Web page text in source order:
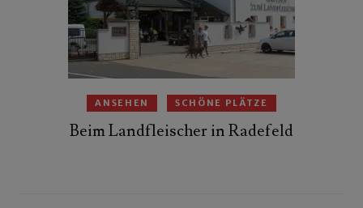
ANSEHEN SCHÖNE PLÄTZE
Beim Landfleischer in Radefeld